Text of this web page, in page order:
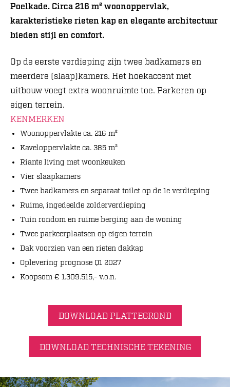
Poelkade. Circa 216 m² woonoppervlak,
karakteristieke rieten kap en elegante architectuur
bieden stijl en comfort.
Op de eerste verdieping zijn twee badkamers en
meerdere (slaap)kamers. Het hoekaccent met
uitbouw voegt extra woonruimte toe. Parkeren op
eigen terrein.
KENMERKEN
Woonoppervlakte ca. 216 m²
Kaveloppervlakte ca. 385 m²
Riante living met woonkeuken
Vier slaapkamers
Twee badkamers en separaat toilet op de 1e verdieping
Ruime, ingedeelde zolderverdieping
Tuin rondom en ruime berging aan de woning
Twee parkeerplaatsen op eigen terrein
Dak voorzien van een rieten dakkap
Oplevering prognose Q1 2027
Koopsom € 1.309.515,- v.o.n.
DOWNLOAD PLATTEGROND
DOWNLOAD TECHNISCHE TEKENING